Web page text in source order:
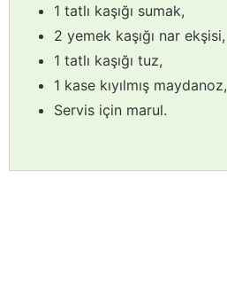
1 tatlı kaşığı sumak,
2 yemek kaşığı nar ekşisi,
1 tatlı kaşığı tuz,
1 kase kıyılmış maydanoz,
Servis için marul.